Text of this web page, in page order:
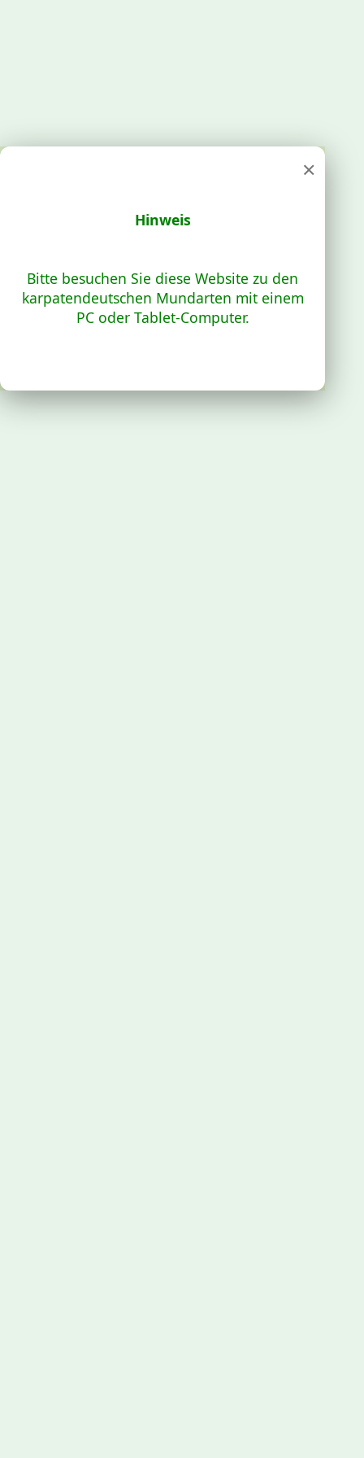
×
Hinweis
Bitte besuchen Sie diese Website zu den
karpatendeutschen Mundarten mit einem
PC oder Tablet-Computer.